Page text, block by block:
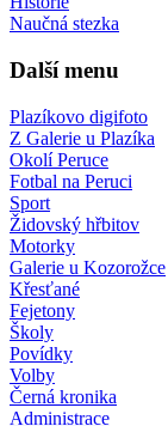
Naučná stezka
Další menu
Plazíkovo digifoto
Z Galerie u Plazíka
Okolí Peruce
Fotbal na Peruci
Sport
Židovský hřbitov
Motorky
Galerie u Kozorožce
Křesťané
Fejetony
Školy
Povídky
Volby
Černá kronika
Administrace